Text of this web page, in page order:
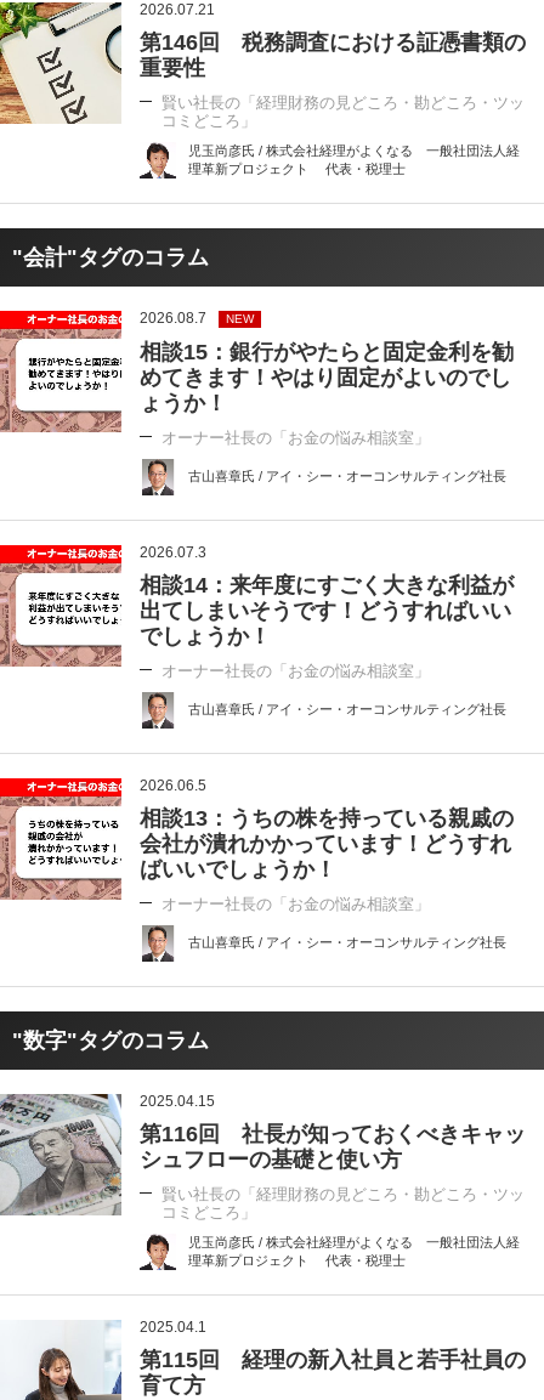
2026.07.21
第146回 税務調査における証憑書類の
重要性
賢い社長の「経理財務の見どころ・勘どころ・ツッ
コミどころ」
児玉尚彦氏 / 株式会社経理がよくなる 一般社団法人経
理革新プロジェクト 代表・税理士
"会計"タグのコラム
2026.08.7 NEW
相談15：銀行がやたらと固定金利を勧
めてきます！やはり固定がよいのでし
ょうか！
オーナー社長の「お金の悩み相談室」
古山喜章氏 / アイ・シー・オーコンサルティング社長
2026.07.3
相談14：来年度にすごく大きな利益が
出てしまいそうです！どうすればいい
でしょうか！
オーナー社長の「お金の悩み相談室」
古山喜章氏 / アイ・シー・オーコンサルティング社長
2026.06.5
相談13：うちの株を持っている親戚の
会社が潰れかかっています！どうすれ
ばいいでしょうか！
オーナー社長の「お金の悩み相談室」
古山喜章氏 / アイ・シー・オーコンサルティング社長
"数字"タグのコラム
2025.04.15
第116回 社長が知っておくべきキャッ
シュフローの基礎と使い方
賢い社長の「経理財務の見どころ・勘どころ・ツッ
コミどころ」
児玉尚彦氏 / 株式会社経理がよくなる 一般社団法人経
理革新プロジェクト 代表・税理士
2025.04.1
第115回 経理の新入社員と若手社員の
育て方